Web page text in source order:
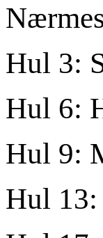
Hul 3:
Hul 6:
Hul 9:
Hul 13: